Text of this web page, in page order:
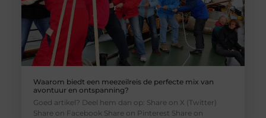
Waarom biedt een meezeilreis de perfecte mix van
avontuur en ontspanning?
Goed artikel? Deel hem dan op: Share on X (Twitter)
Share on Facebook Share on Pinterest Share on